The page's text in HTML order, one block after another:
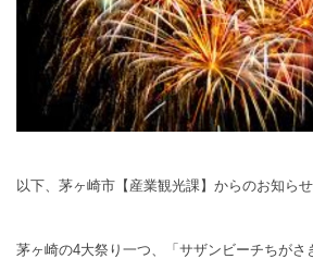
以下、茅ヶ崎市【産業観光課】からのお知らせ
茅ヶ崎の4大祭り一つ、「サザンビーチちがさ